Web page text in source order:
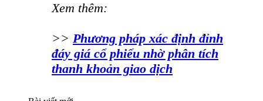
Xem thêm:
>> Phương pháp xác định đỉnh
đáy giá cổ phiếu nhờ phân tích
thanh khoản giao dịch